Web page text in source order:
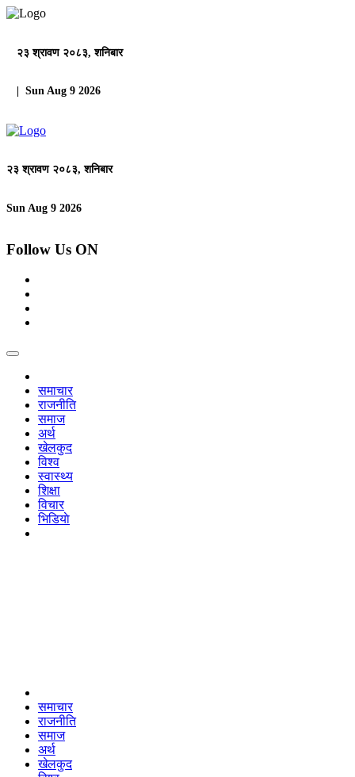
२३ श्रावण २०८३, शनिबार
| Sun Aug 9 2026
२३ श्रावण २०८३, शनिबार
Sun Aug 9 2026
Follow Us ON
समाचार
राजनीति
समाज
अर्थ
खेलकुद
विश्व
स्वास्थ्य
शिक्षा
विचार
भिडियाे
समाचार
राजनीति
समाज
अर्थ
खेलकुद